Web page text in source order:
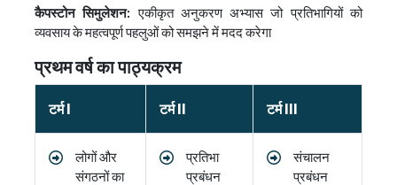
कैपस्टोन सिमुलेशन: एकीकृत अनुकरण अभ्यास जो प्रतिभागियों को
व्यवसाय के महत्वपूर्ण पहलुओं को समझने में मदद करेगा
प्रथम वर्ष का पाठ्यक्रम
टर्म I टर्म II टर्म III
लोगों और
संगठनों का
प्रतिभा
प्रबंधन
संचालन
प्रबंधन